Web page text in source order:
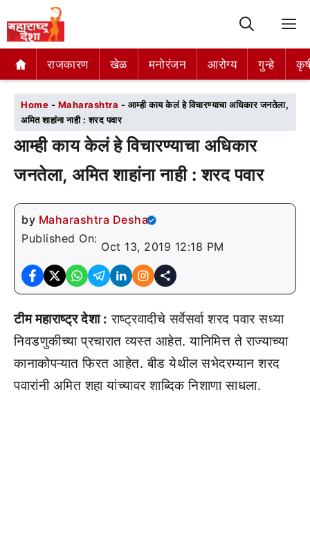
राजकारण खेळ मनोरंजन आरोग्य गुन्हे
राजकारण खेळ मनोरंजन आरोग्य गुन्हे
Home - Maharashtra - आम्ही काय केलं हे विचारण्याचा अधिकार जनतेला,
अमित शाहांना नाही : शरद पवार
आम्ही काय केलं हे विचारण्याचा अधिकार
जनतेला, अमित शाहांना नाही : शरद पवार
by Maharashtra Desha
Published On:
Oct 13, 2019 12:18 PM
टीम महाराष्ट्र देशा : राष्ट्रवादीचे सर्वेसर्वा शरद पवार सध्या
निवडणुकीच्या प्रचारात व्यस्त आहेत. यानिमित्त ते राज्याच्या
कानाकोपऱ्यात फिरत आहेत. बीड येथील सभेदरम्यान शरद
पवारांनी अमित शहा यांच्यावर शाब्दिक निशाणा साधला.